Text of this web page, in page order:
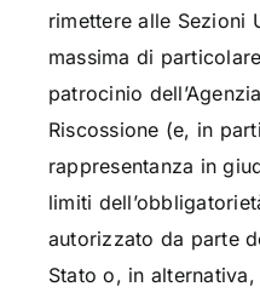
rimettere alle Sezioni
massima di
patrocinio
Riscossione (e, in
rappresentanza in
limiti
autorizzato da parte
Stato o, in